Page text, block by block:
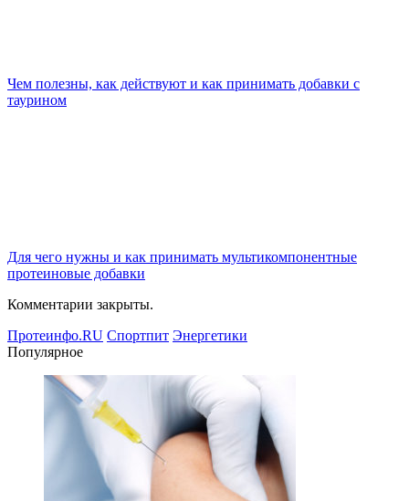
Чем полезны, как действуют и как принимать добавки с
таурином
Для чего нужны и как принимать мультикомпонентные
протеиновые добавки
Комментарии закрыты.
Протеинфо.RU Спортпит Энергетики
Популярное